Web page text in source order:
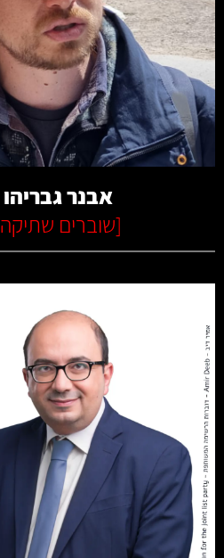
קרא עוד
אבנר גבריהו
[שוברים שתיקה
קרא עוד